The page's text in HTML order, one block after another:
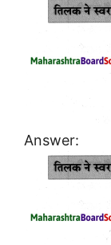
Answer: